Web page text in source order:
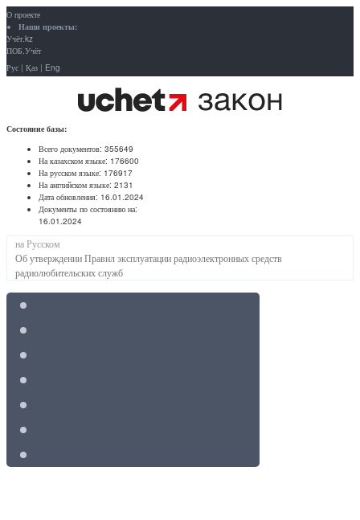
О проекте
Наши проекты:
Учёт.kz
ПОБ.Учёт
Рус | Қаз | Eng
Состояние базы:
Всего документов: 355649
На казахском языке: 176600
На русском языке: 176917
На английском языке: 2131
Дата обновления: 16.01.2024
Документы по состоянию на:
16.01.2024
на Русском
Об утверждении Правил эксплуатации радиоэлектронных средств
радиолюбительских служб